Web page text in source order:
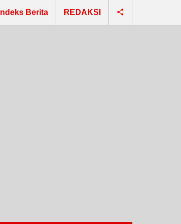
Indeks Berita REDAKSI